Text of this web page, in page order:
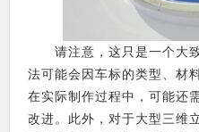
请注意，这只是一个大致
法可能会因车标的类型、材
在实际制作过程中，可能还
改进。此外，对于大型三维